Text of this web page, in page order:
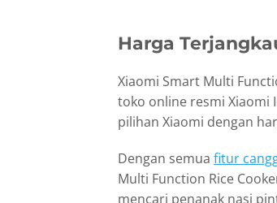
Harga
Xiaomi Smart Multi
toko online resmi Xiaomi
pilihan Xiaomi dengan
Dengan semua fitur
Multi Function Rice
mencari penanak nasi